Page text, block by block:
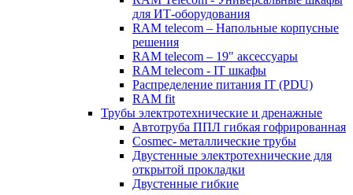
для ИТ-оборудования
RAM telecom – Напольные корпусные
решения
RAM telecom – 19" аксессуары
RAM telecom - IT шкафы
Распределение питания IT (PDU)
RAM fit
Трубы электротехнические и дренажные
Автотруба ППЛ гибкая гофрированная
Cosmec- металлические трубы
Двустенные электротехнические для
открытой прокладки
Двустенные гибкие